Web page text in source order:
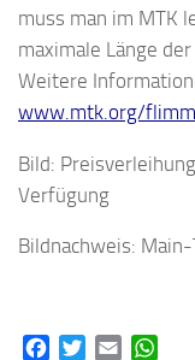
muss man im MTK
maximale Länge
Weitere
www.mtk.org/
Bild:
Verfügung
Bildnachweis:
FacebookTwitterEmail